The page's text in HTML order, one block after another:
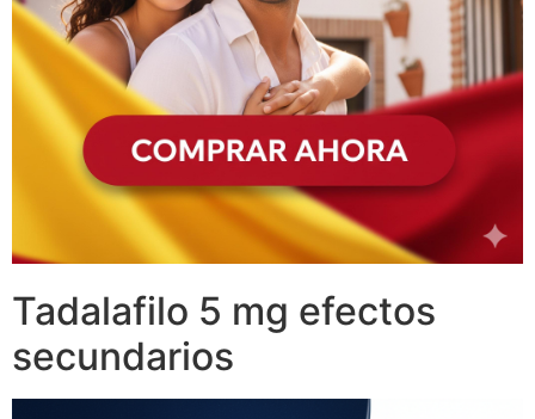
Tadalafilo 5 mg efectos
secundarios